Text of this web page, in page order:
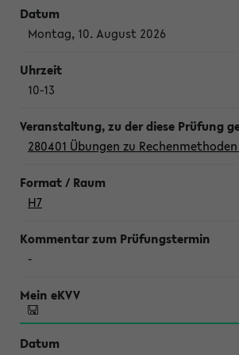
Montag, 10. August 2026
10-13
280401 Übungen zu
H7
-